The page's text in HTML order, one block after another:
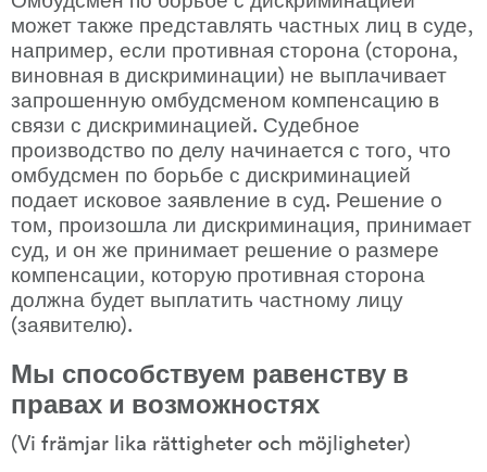
может также представлять частных лиц в суде,
например, если противная сторона (сторона,
виновная в дискриминации) не выплачивает
запрошенную омбудсменом компенсацию в
связи с дискриминацией. Судебное
производство по делу начинается с того, что
омбудсмен по борьбе с дискриминацией
подает исковое заявление в суд. Решение о
том, произошла ли дискриминация, принимает
суд, и он же принимает решение о размере
компенсации, которую противная сторона
должна будет выплатить частному лицу
(заявителю).
Мы способствуем равенству в
правах и возможностях
(Vi främjar lika rättigheter och möjligheter)